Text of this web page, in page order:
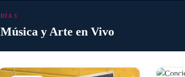
DÍA 3
Música y Arte en Vivo